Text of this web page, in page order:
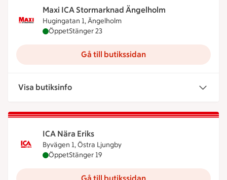
Maxi ICA Stormarknad Ängelholm
Hugingatan 1, Ängelholm
Maxi ICA Stormarknad Ängelholm är öppen nu,
ÖppetStänger 23
Gå till butikssidan
Visa butiksinfo
ICA Nära Eriks
Byvägen 1, Östra Ljungby
ICA Nära Eriks är öppen nu, stänger klockan 19
ÖppetStänger 19